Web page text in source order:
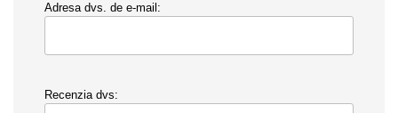
Adresa dvs. de e-mail:
Recenzia dvs: